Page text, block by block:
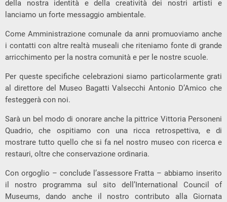
della nostra identità e della creatività dei nostri artisti e
lanciamo un forte messaggio ambientale.
Come Amministrazione comunale da anni promuoviamo anche
i contatti con altre realtà museali che riteniamo fonte di grande
arricchimento per la nostra comunità e per le nostre scuole.
Per queste specifiche celebrazioni siamo particolarmente grati
al direttore del Museo Bagatti Valsecchi Antonio D’Amico che
festeggerà con noi.
Sarà un bel modo di onorare anche la pittrice Vittoria Personeni
Quadrio, che ospitiamo con una ricca retrospettiva, e di
mostrare tutto quello che si fa nel nostro museo con ricerca e
restauri, oltre che conservazione ordinaria.
Con orgoglio – conclude l’assessore Fratta – abbiamo inserito
il nostro programma sul sito dell’International Council of
Museums, dando anche il nostro contributo alla Giornata